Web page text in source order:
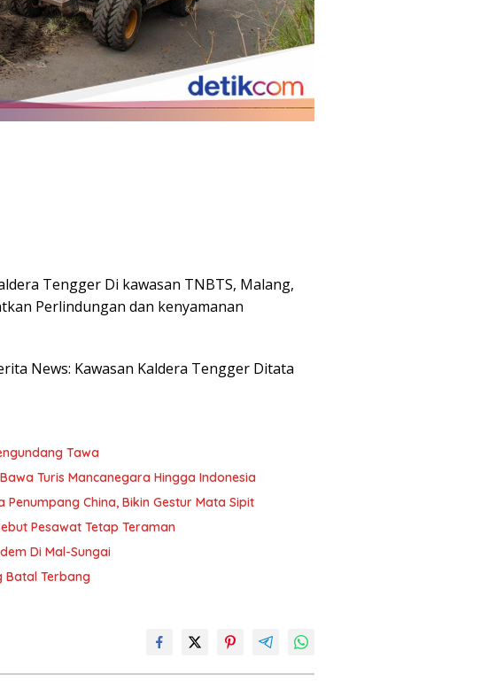
Tengger Di kawasan TNBTS, Malang,
Perlindungan dan kenyamanan
News: Kawasan Kaldera Tengger Ditata
Tawa
Turis Mancanegara Hingga Indonesia
China, Bikin Gestur Mata Sipit
Pesawat Tetap Teraman
Di Mal-Sungai
Batal Terbang